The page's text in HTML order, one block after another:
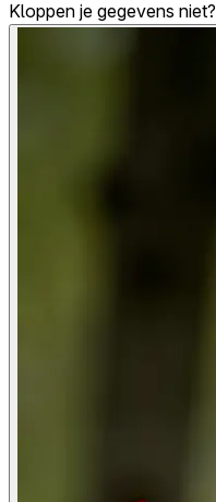
Kloppen je gegevens niet?